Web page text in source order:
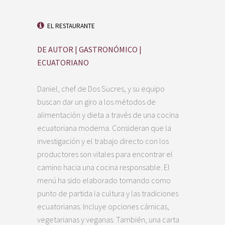
EL RESTAURANTE
DE AUTOR | GASTRONÓMICO |
ECUATORIANO
Daniel, chef de Dos Sucres, y su equipo
buscan dar un giro a los métodos de
alimentación y dieta a través de una cocina
ecuatoriana moderna. Consideran que la
investigación y el trabajo directo con los
productores son vitales para encontrar el
camino hacia una cocina responsable. El
menú ha sido elaborado tomando como
punto de partida la cultura y las tradiciones
ecuatorianas. Incluye opciones cárnicas,
vegetarianas y veganas. También, una carta